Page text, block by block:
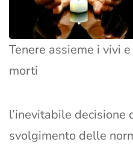
Tenere assieme i vivi e
morti
l’inevitabile decisione
svolgimento delle